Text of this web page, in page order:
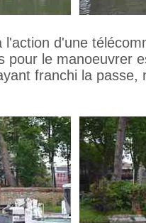
l'action d'une
pour le manoeuvrer
franchi la passe,